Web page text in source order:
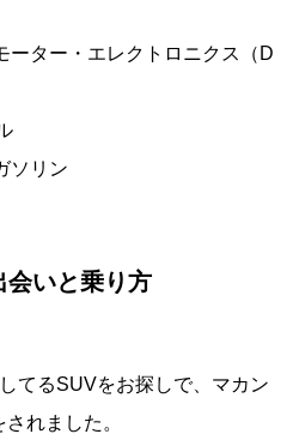
ーター・エレクトロニクス（D
ソリン
会いと乗り方
てるSUVをお探しで、マカン
れました。